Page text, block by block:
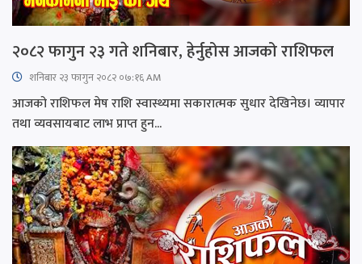
२०८२ फागुन २३ गते शनिबार, हेर्नुहोस आजको राशिफल
शनिबार २३ फागुन २०८२ ०७:१६ AM
आजको राशिफल मेष राशि स्वास्थ्यमा सकारात्मक सुधार देखिनेछ। व्यापार
तथा व्यवसायबाट लाभ प्राप्त हुन...